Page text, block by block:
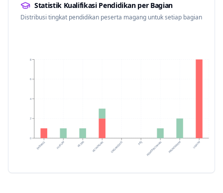
Statistik Kualifikasi Pendidikan per Bagian
Distribusi tingkat pendidikan peserta magang untuk setiap bagian
EKBANG HUKUM KESRA KEUANGAN ORGANISASI PBJ PEMERINTAHAN PROKOMPIM UMUM
0
2
4
6
8